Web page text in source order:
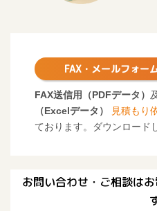
FAX・メールフォー
FAX送信用（PDFデータ）
（Excelデータ）
見積もり
ております。ダウンロード
お問い合わせ・ご相談は